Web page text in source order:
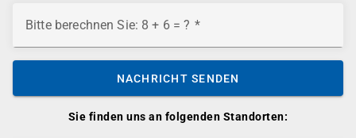
Sie finden uns an folgenden Standorten:
Bitte berechnen Sie: 8 + 6 = ?
NACHRICHT SENDEN